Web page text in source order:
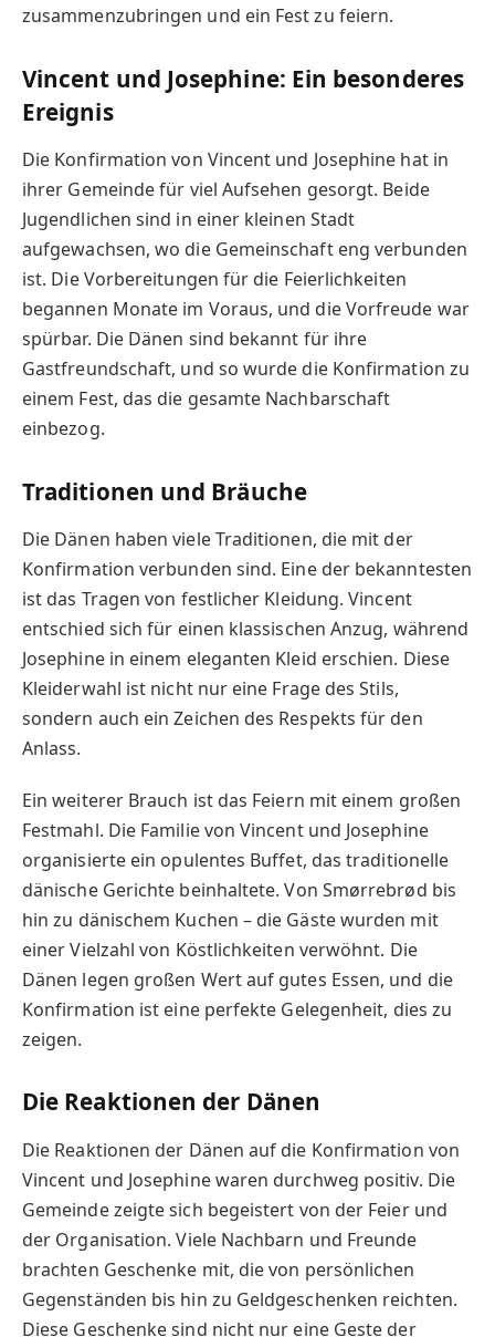
zusammenzubringen und ein Fest zu feiern.
Vincent und Josephine: Ein besonderes
Ereignis
Die Konfirmation von Vincent und Josephine hat in
ihrer Gemeinde für viel Aufsehen gesorgt. Beide
Jugendlichen sind in einer kleinen Stadt
aufgewachsen, wo die Gemeinschaft eng verbunden
ist. Die Vorbereitungen für die Feierlichkeiten
begannen Monate im Voraus, und die Vorfreude war
spürbar. Die Dänen sind bekannt für ihre
Gastfreundschaft, und so wurde die Konfirmation zu
einem Fest, das die gesamte Nachbarschaft
einbezog.
Traditionen und Bräuche
Die Dänen haben viele Traditionen, die mit der
Konfirmation verbunden sind. Eine der bekanntesten
ist das Tragen von festlicher Kleidung. Vincent
entschied sich für einen klassischen Anzug, während
Josephine in einem eleganten Kleid erschien. Diese
Kleiderwahl ist nicht nur eine Frage des Stils,
sondern auch ein Zeichen des Respekts für den
Anlass.
Ein weiterer Brauch ist das Feiern mit einem großen
Festmahl. Die Familie von Vincent und Josephine
organisierte ein opulentes Buffet, das traditionelle
dänische Gerichte beinhaltete. Von Smørrebrød bis
hin zu dänischem Kuchen – die Gäste wurden mit
einer Vielzahl von Köstlichkeiten verwöhnt. Die
Dänen legen großen Wert auf gutes Essen, und die
Konfirmation ist eine perfekte Gelegenheit, dies zu
zeigen.
Die Reaktionen der Dänen
Die Reaktionen der Dänen auf die Konfirmation von
Vincent und Josephine waren durchweg positiv. Die
Gemeinde zeigte sich begeistert von der Feier und
der Organisation. Viele Nachbarn und Freunde
brachten Geschenke mit, die von persönlichen
Gegenständen bis hin zu Geldgeschenken reichten.
Diese Geschenke sind nicht nur eine Geste der